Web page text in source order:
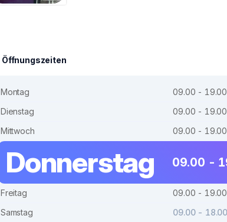
Öffnungszeiten
Montag
09.00 - 19.00
Dienstag
09.00 - 19.00
Mittwoch
09.00 - 19.00
Donnerstag 09.00 -
Freitag
09.00 - 19.00
Samstag
09.00 - 18.00